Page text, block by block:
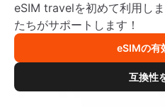
eSIM travelを初めて利用し
たちがサポートします！
eSIMの有
互換性